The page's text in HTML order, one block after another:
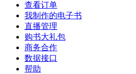
查看订单
我制作的电子书
直播管理
购书大礼包
商务合作
数据接口
帮助